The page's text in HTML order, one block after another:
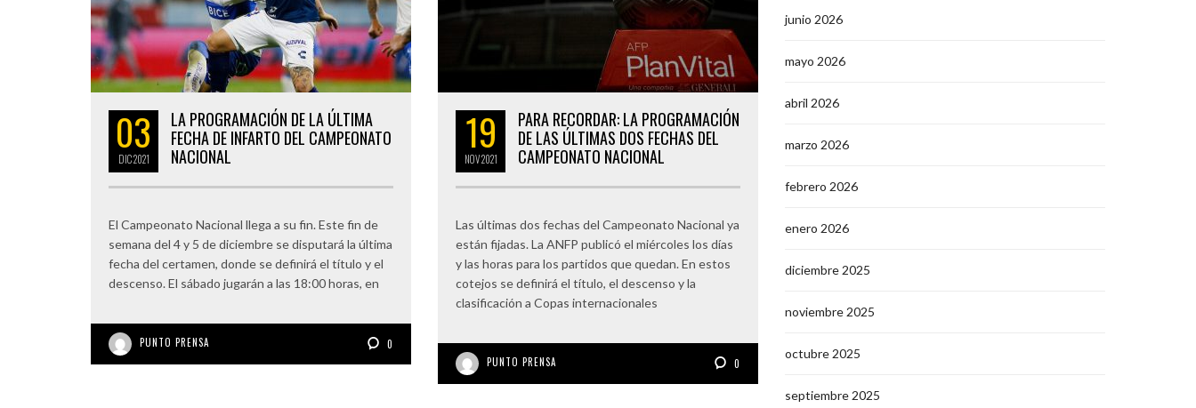
03
DIC2021
LA PROGRAMACIÓN DE LA ÚLTIMA
FECHA DE INFARTO DEL CAMPEONATO
NACIONAL
El Campeonato Nacional llega a su fin. Este fin de
semana del 4 y 5 de diciembre se disputará la última
fecha del certamen, donde se definirá el título y el
descenso. El sábado jugarán a las 18:00 horas, en
PUNTO PRENSA 0
19
NOV2021
PARA RECORDAR: LA PROGRAMACIÓN
DE LAS ÚLTIMAS DOS FECHAS DEL
CAMPEONATO NACIONAL
Las últimas dos fechas del Campeonato Nacional ya
están fijadas. La ANFP publicó el miércoles los días
y las horas para los partidos que quedan. En estos
cotejos se definirá el título, el descenso y la
clasificación a Copas internacionales
PUNTO PRENSA 0
junio 2026
mayo 2026
abril 2026
marzo 2026
febrero 2026
enero 2026
diciembre 2025
noviembre 2025
octubre 2025
septiembre 2025